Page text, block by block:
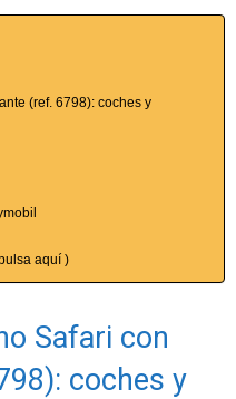
(ref. 6798): coches y
aquí )
Safari con
coches y